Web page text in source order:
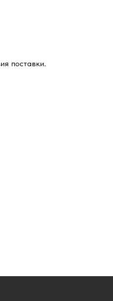
поставки.